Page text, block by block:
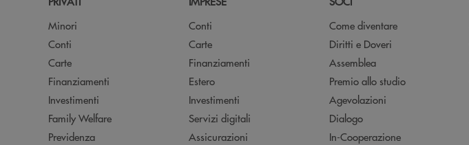
Minori
Conti
Carte
Finanziamenti
Investimenti
Family Welfare
Previdenza
Conti
Carte
Finanziamenti
Estero
Investimenti
Servizi digitali
Assicurazioni
Come diventare
Diritti e Doveri
Assemblea
Premio allo studio
Agevolazioni
Dialogo
In-Cooperazione